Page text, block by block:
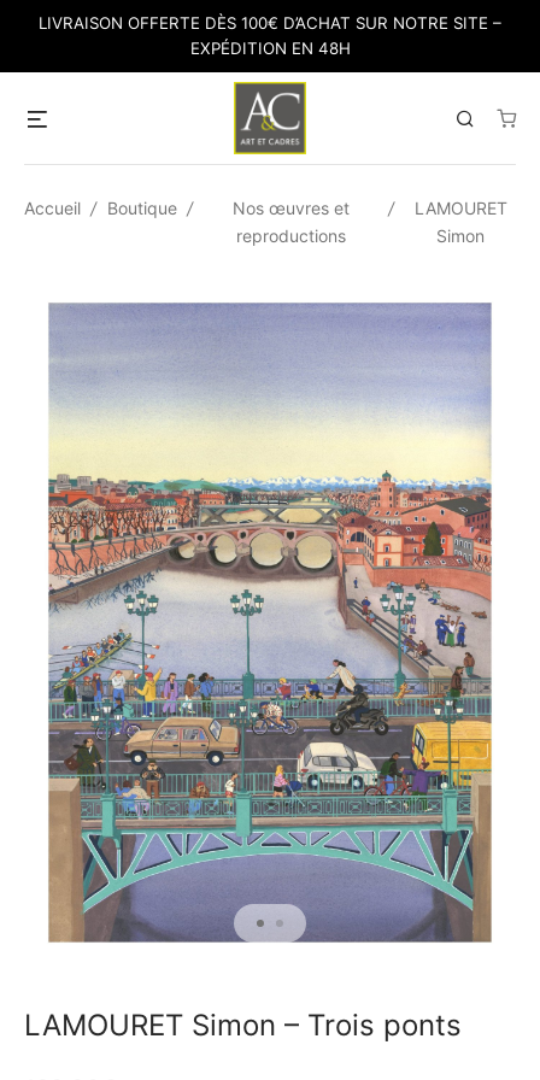
content
LIVRAISON OFFERTE DÈS 100€ D’ACHAT SUR NOTRE SITE –
EXPÉDITION EN 48H
Search
Accueil / Boutique /
Nos œuvres et
reproductions
/
LAMOURET
Simon
LAMOURET Simon – Trois ponts